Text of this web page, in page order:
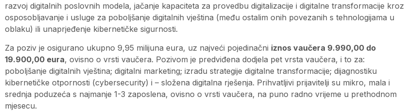
razvoj digitalnih poslovnih modela, jačanje kapaciteta za provedbu digitalizacije i digitalne transformacije kroz
osposobljavanje i usluge za poboljšanje digitalnih vještina (među ostalim onih povezanih s tehnologijama u
oblaku) ili unaprjeđenje kibernetičke sigurnosti.
Za poziv je osigurano ukupno 9,95 milijuna eura, uz najveći pojedinačni iznos vaučera 9.990,00 do
19.900,00 eura, ovisno o vrsti vaučera. Pozivom je predviđena dodjela pet vrsta vaučera, i to za:
poboljšanje digitalnih vještina; digitalni marketing; izradu strategije digitalne transformacije; dijagnostiku
kibernetičke otpornosti (cybersecurity) i – složena digitalna rješenja. Prihvatljivi prijavitelji su mikro, mala i
srednja poduzeća s najmanje 1-3 zaposlena, ovisno o vrsti vaučera, na puno radno vrijeme u prethodnom
mjesecu.